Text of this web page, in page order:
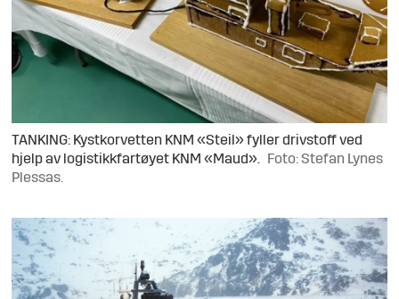
TANKING: Kystkorvetten KNM «Steil» fyller drivstoff ved
hjelp av logistikkfartøyet KNM «Maud».
Foto: Stefan Lynes
Plessas.